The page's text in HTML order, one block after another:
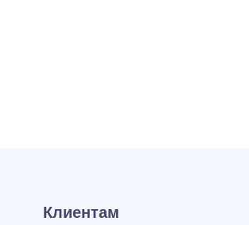
Клиентам